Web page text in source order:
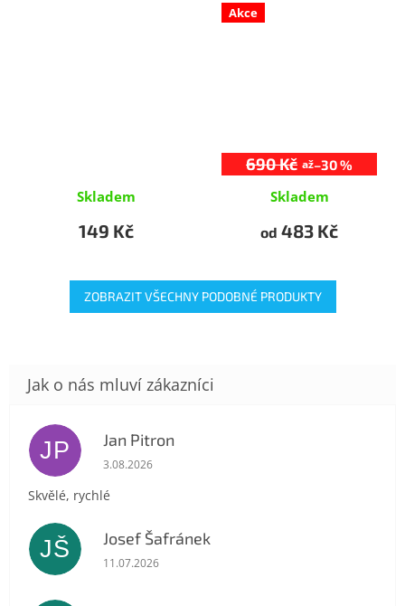
Skladem
149 Kč
Akce
690 Kč až–30 %
Skladem
od 483 Kč
ZOBRAZIT VŠECHNY PODOBNÉ PRODUKTY
JP Jan Pitron
Hodnocení obchodu je 5 z 5 hvězdiček.
3.08.2026
Skvělé, rychlé
JŠ Josef Šafránek
Hodnocení obchodu je 5 z 5 hvězdiček.
11.07.2026